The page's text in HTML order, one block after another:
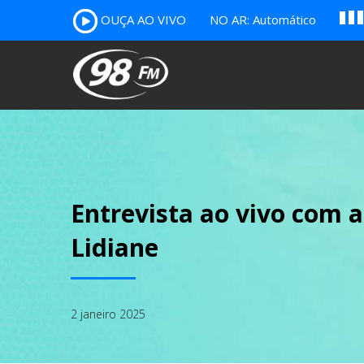
OUÇA AO VIVO NO AR: Automático B c
Entrevista ao vivo com
Lidiane
2 janeiro 2025